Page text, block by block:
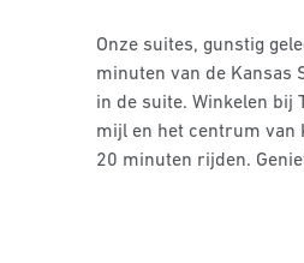
Onze suites, gunstig
minuten van de Kansas
in de suite. Winkelen bij
mijl en het centrum van
20 minuten rijden.